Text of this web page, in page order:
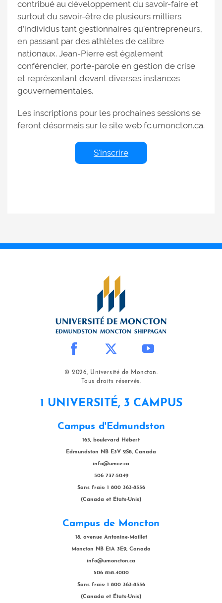
contribué au développement du savoir-faire et
surtout du savoir-être de plusieurs milliers
d’individus tant gestionnaires qu’entrepreneurs,
en passant par des athlètes de calibre
nationaux. Jean-Pierre est également
conférencier, porte-parole en gestion de crise
et représentant devant diverses instances
gouvernementales.
Les inscriptions pour les prochaines sessions se
feront désormais sur le site web fc.umoncton.ca.
S'inscrire
© 2026, Université de Moncton.
Tous droits réservés.
1 UNIVERSITÉ, 3 CAMPUS
Campus d'Edmundston
165, boulevard Hébert
Edmundston NB E3V 2S8, Canada
info@umce.ca
506 737-5049
Sans frais: 1 800 363-8336
(Canada et États-Unis)
Campus de Moncton
18, avenue Antonine-Maillet
Moncton NB E1A 3E9, Canada
info@umoncton.ca
506 858-4000
Sans frais: 1 800 363-8336
(Canada et États-Unis)